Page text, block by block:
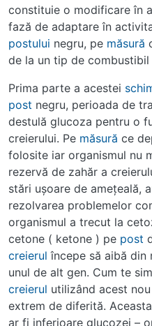
constituie o modificare în
fază de adaptare în
postului negru, pe măsură
de la un tip de combustibil
Prima parte a acestei
post negru, perioada de
destulă glucoza pentru o
creierului. Pe măsură ce
folosite iar organismul nu
rezervă de zahăr a
stări uşoare de ameţeală,
rezolvarea problemelor
organismul a trecut la
cetone ( ketone ) pe post
creierul începe să aibă din
unul de alt gen. Cum te
creierul utilizând acest
extrem de diferită.
ar fi inferioare glucozei –